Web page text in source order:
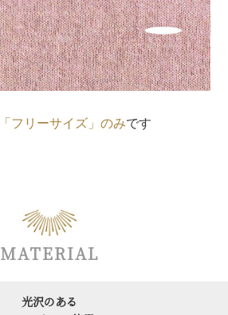
「フリーサイズ」のみです
MATERIAL
光沢のある